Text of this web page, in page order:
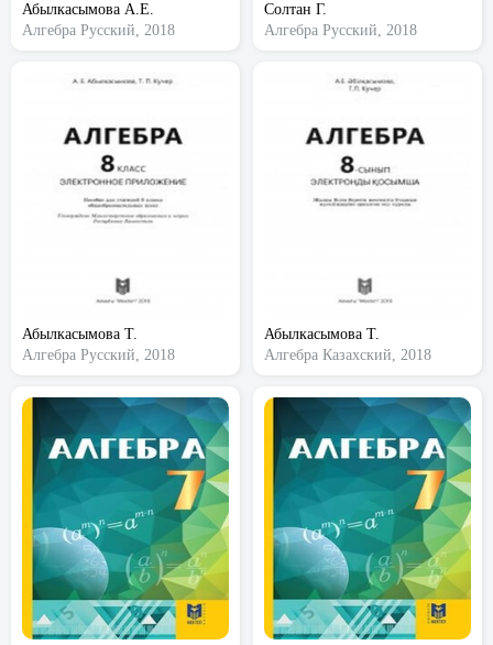
Абылкасымова А.Е.
Алгебра Русский, 2018
Солтан Г.
Алгебра Русский, 2018
Абылкасымова Т.
Алгебра Русский, 2018
Абылкасымова Т.
Алгебра Казахский, 2018